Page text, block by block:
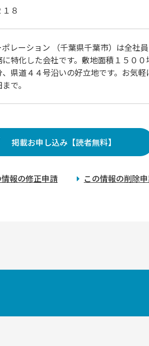
８
レーション （千葉県千葉市）は全社
特化した会社です。敷地面積１５０
県道４４号沿いの好立地です。お気
で。
掲載お申し込み【読者無料】
報の修正申請 この情報の削除